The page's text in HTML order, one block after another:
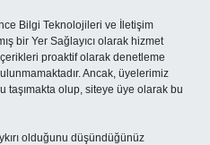
Bilgi Teknolojileri ve İletişim
bir Yer Sağlayıcı olarak hizmet
proaktif olarak denetleme
Ancak, üyelerimiz
taşımakta olup, siteye üye olarak bu
olduğunu düşündüğünüz